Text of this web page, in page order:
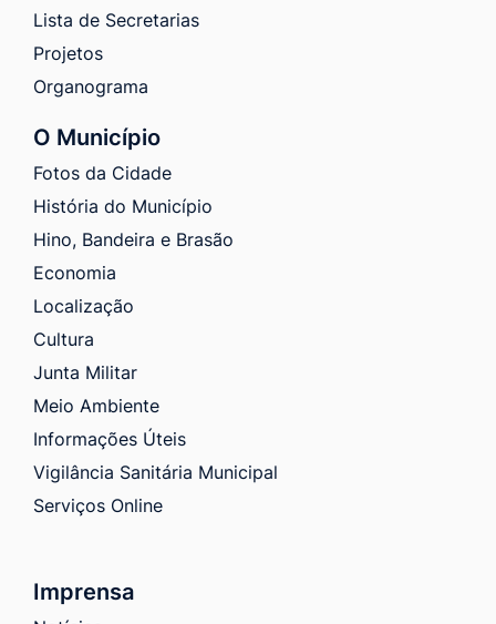
Lista de Secretarias
Projetos
Organograma
O Município
Fotos da Cidade
História do Município
Hino, Bandeira e Brasão
Economia
Localização
Cultura
Junta Militar
Meio Ambiente
Informações Úteis
Vigilância Sanitária Municipal
Serviços Online
Imprensa